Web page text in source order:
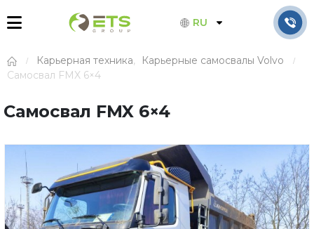
RU
Карьерная техника,
Карьерные самосвалы Volvo
Самосвал FMX 6×4
Самосвал FMX 6×4